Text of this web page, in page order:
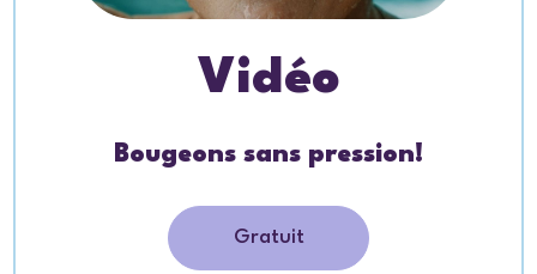
Vidéo
Bougeons sans pression!
Gratuit